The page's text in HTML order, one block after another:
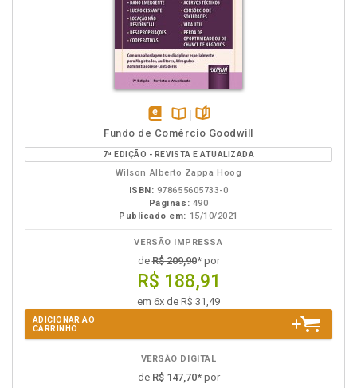
disponível
em
eBook
Disponível
na
B.V.
páginas
Fundo de Comércio Goodwill
7ª EDIÇÃO - REVISTA E ATUALIZADA
Wilson Alberto Zappa Hoog
ISBN: 978655605733-0
Páginas: 490
Publicado em: 15/10/2021
VERSÃO IMPRESSA
deR$ 209,90* por
R$ 188,91
em 6x de R$ 31,49
ADICIONAR AO
CARRINHO
VERSÃO DIGITAL
deR$ 147,70* por